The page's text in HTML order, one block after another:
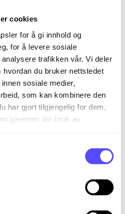
cookies
for å gi innhold og
for å levere sosiale
trafikken vår. Vi deler
du bruker nettstedet
sosiale medier,
som kan kombinere den
har gjort tilgjengelig for dem,
gjennom din bruk av
her er beregnet ut fra
(settes på produktkortet:
for bestilling (settes på
Beregnes utfra antall på
disponibelt].